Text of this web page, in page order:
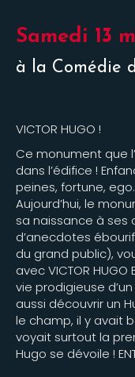
Samedi 13
à la Comédie
VICTOR HUGO !
Ce monument que
dans l’édifice !
peines, fortune,
Aujourd’hui, le
sa naissance à ses
d’anecdotes
du grand public),
avec VICTOR HUGO
vie prodigieuse
aussi découvrir un
le champ, il y avait
voyait surtout la
Hugo se dévoile !